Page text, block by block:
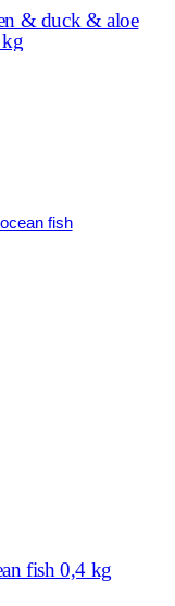
& duck & aloe
fish 0,4 kg